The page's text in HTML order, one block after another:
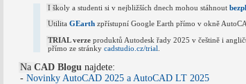
I školy a studenti si v nejbližších dnech mohou stáhnout
UtilitaGEarth zpřístupní Google Earth přímo v okně
TRIAL verze produktů Autodesk řady 2025 v češtině i
přímo ze stránkycadstudio.cz/trial
Na CAD Blogu najdete:
- Novinky AutoCAD 2025 a AutoCAD LT 2025